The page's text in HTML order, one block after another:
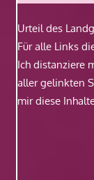
Urteil des
Für alle Links
Ich distanziere
aller gelinkten
mir diese